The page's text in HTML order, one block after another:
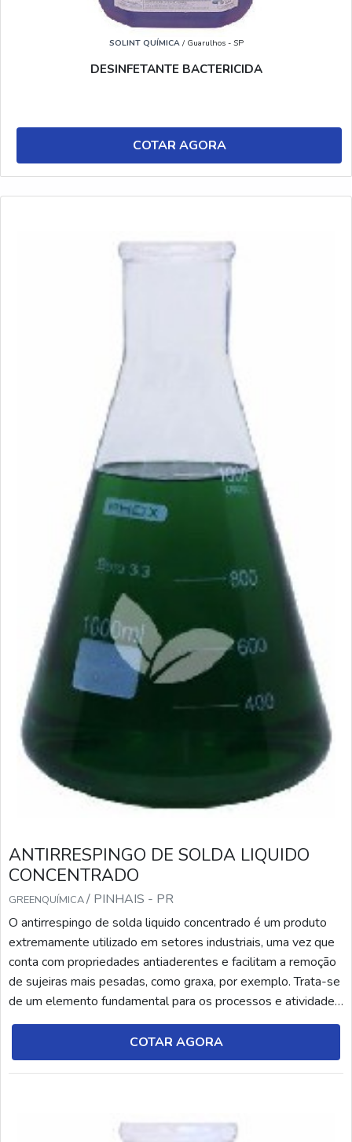
SOLINT QUÍMICA/ Guarulhos - SP
DESINFETANTE BACTERICIDA
COTAR AGORA
ANTIRRESPINGO DE SOLDA LIQUIDO
CONCENTRADO
GREENQUÍMICA/ PINHAIS - PR
O antirrespingo de solda liquido concentrado é um produto
extremamente utilizado em setores industriais, uma vez que
conta com propriedades antiaderentes e facilitam a remoção
de sujeiras mais pesadas, como graxa, por exemplo. Trata-se
de um elemento fundamental para os processos e atividades
relacionadas à soldagem. O antirrespingo de solda, por sua
vez, é um produto químico (líquido ou aerossol), desenvolvido
por meio de agentes anti...
COTAR AGORA